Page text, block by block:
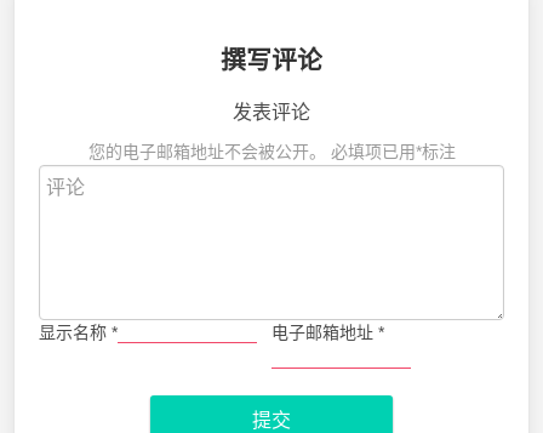
撰写评论
发表评论
您的电子邮箱地址不会被公开。 必填项已用*标注
显示名称 * 电子邮箱地址 *
提交